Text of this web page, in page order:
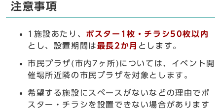
注意事項
1施設あたり、 ポスター1枚・チラシ50枚以内
とし、設置期間は最長2か月 とします。
市民プラザ(市内7ヶ所)については、イベント開
催場所近隣の市民プラザを対象とします。
希望する施設にスペースがないなどの理由でポ
スター・チラシを設置できない場合があります